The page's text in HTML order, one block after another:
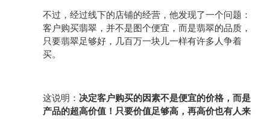
不过，经过线下的店铺的经营，他发现了一个问题：
客户购买翡翠，并不是图个便宜，而是翡翠的品质，
只要翡翠足够好，几百万一块儿一样有许多人争着
买。
这说明：决定客户购买的因素不是便宜的价格，而是
产品的超高价值！只要价值足够高，再高价也有人来